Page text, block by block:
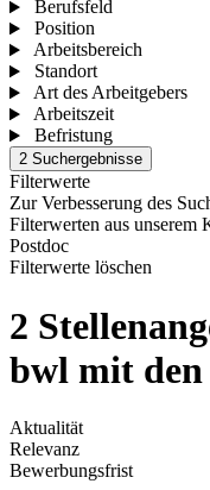
Berufsfeld
Position
Arbeitsbereich
Standort
Art des Arbeitgebers
Arbeitszeit
Befristung
2 Suchergebnisse
Filterwerte
Zur Verbesserung des
Filterwerten aus unserem
Postdoc
Filterwerte löschen
2
bwl mit
Aktualität
Relevanz
Bewerbungsfrist